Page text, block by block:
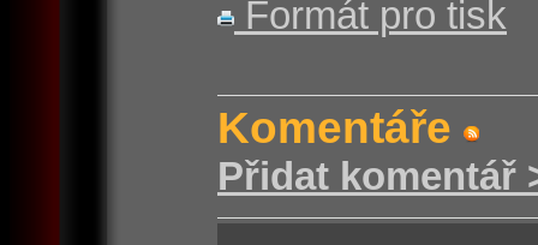
Formát pro tisk
Komentáře
Přidat komentář